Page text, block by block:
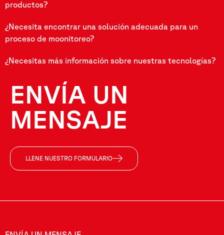
productos?
¿Necesita encontrar una solución adecuada para un
proceso de moonitoreo?
¿Necesitas más información sobre nuestras tecnologías?
ENVÍA UN
MENSAJE
LLENE NUESTRO FORMULARIO